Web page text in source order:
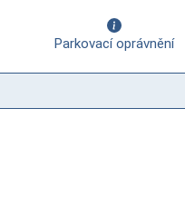
Parkovací oprávnění